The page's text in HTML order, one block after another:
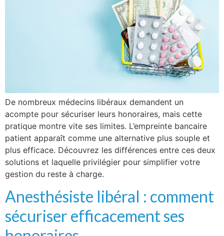
De nombreux médecins libéraux demandent un
acompte pour sécuriser leurs honoraires, mais cette
pratique montre vite ses limites. L’empreinte bancaire
patient apparaît comme une alternative plus souple et
plus efficace. Découvrez les différences entre ces deux
solutions et laquelle privilégier pour simplifier votre
gestion du reste à charge.
Anesthésiste libéral : comment
sécuriser efficacement ses